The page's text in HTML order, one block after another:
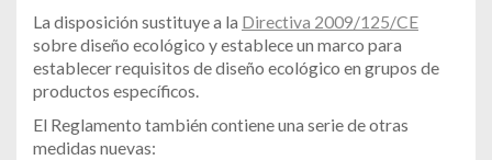
La disposición sustituye a la Directiva 2009/125/CE
sobre diseño ecológico y establece un marco para
establecer requisitos de diseño ecológico en grupos de
productos específicos.
El Reglamento también contiene una serie de otras
medidas nuevas: